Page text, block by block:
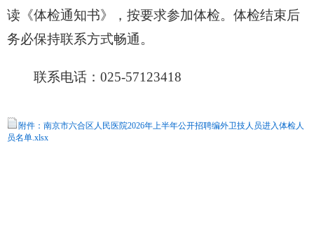
读《体检通知书》，按要求参加体检。体检结束后
务必保持联系方式畅通。
联系电话 ： 025-57123418
附件：南京市六合区人民医院2026年上半年公开招聘编外卫技人员进入体检人
员名单.xlsx